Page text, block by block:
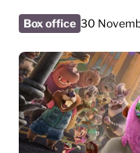
Box office 30